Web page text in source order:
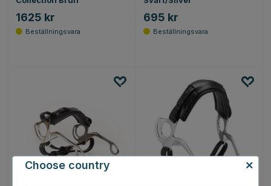
1625 kr 695 kr
Choose country